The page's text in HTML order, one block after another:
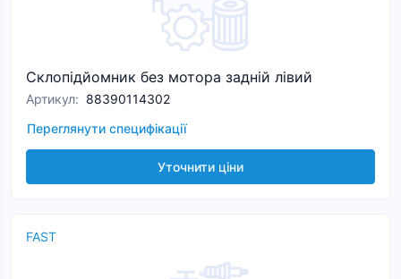
Склопідйомник без мотора задній лiвий
Артикул: 88390114302
Переглянути специфікації
Уточнити ціни
FAST